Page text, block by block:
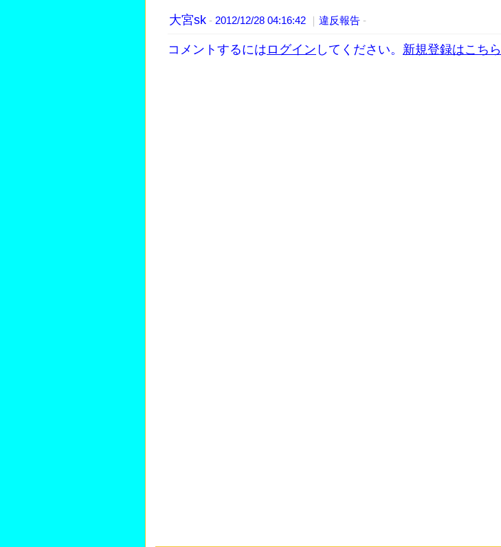
大宮sk - 2012/12/28 04:16:42 ｜ 違反報告 -
コメントするには ログイン してください。 新規登録はこちら